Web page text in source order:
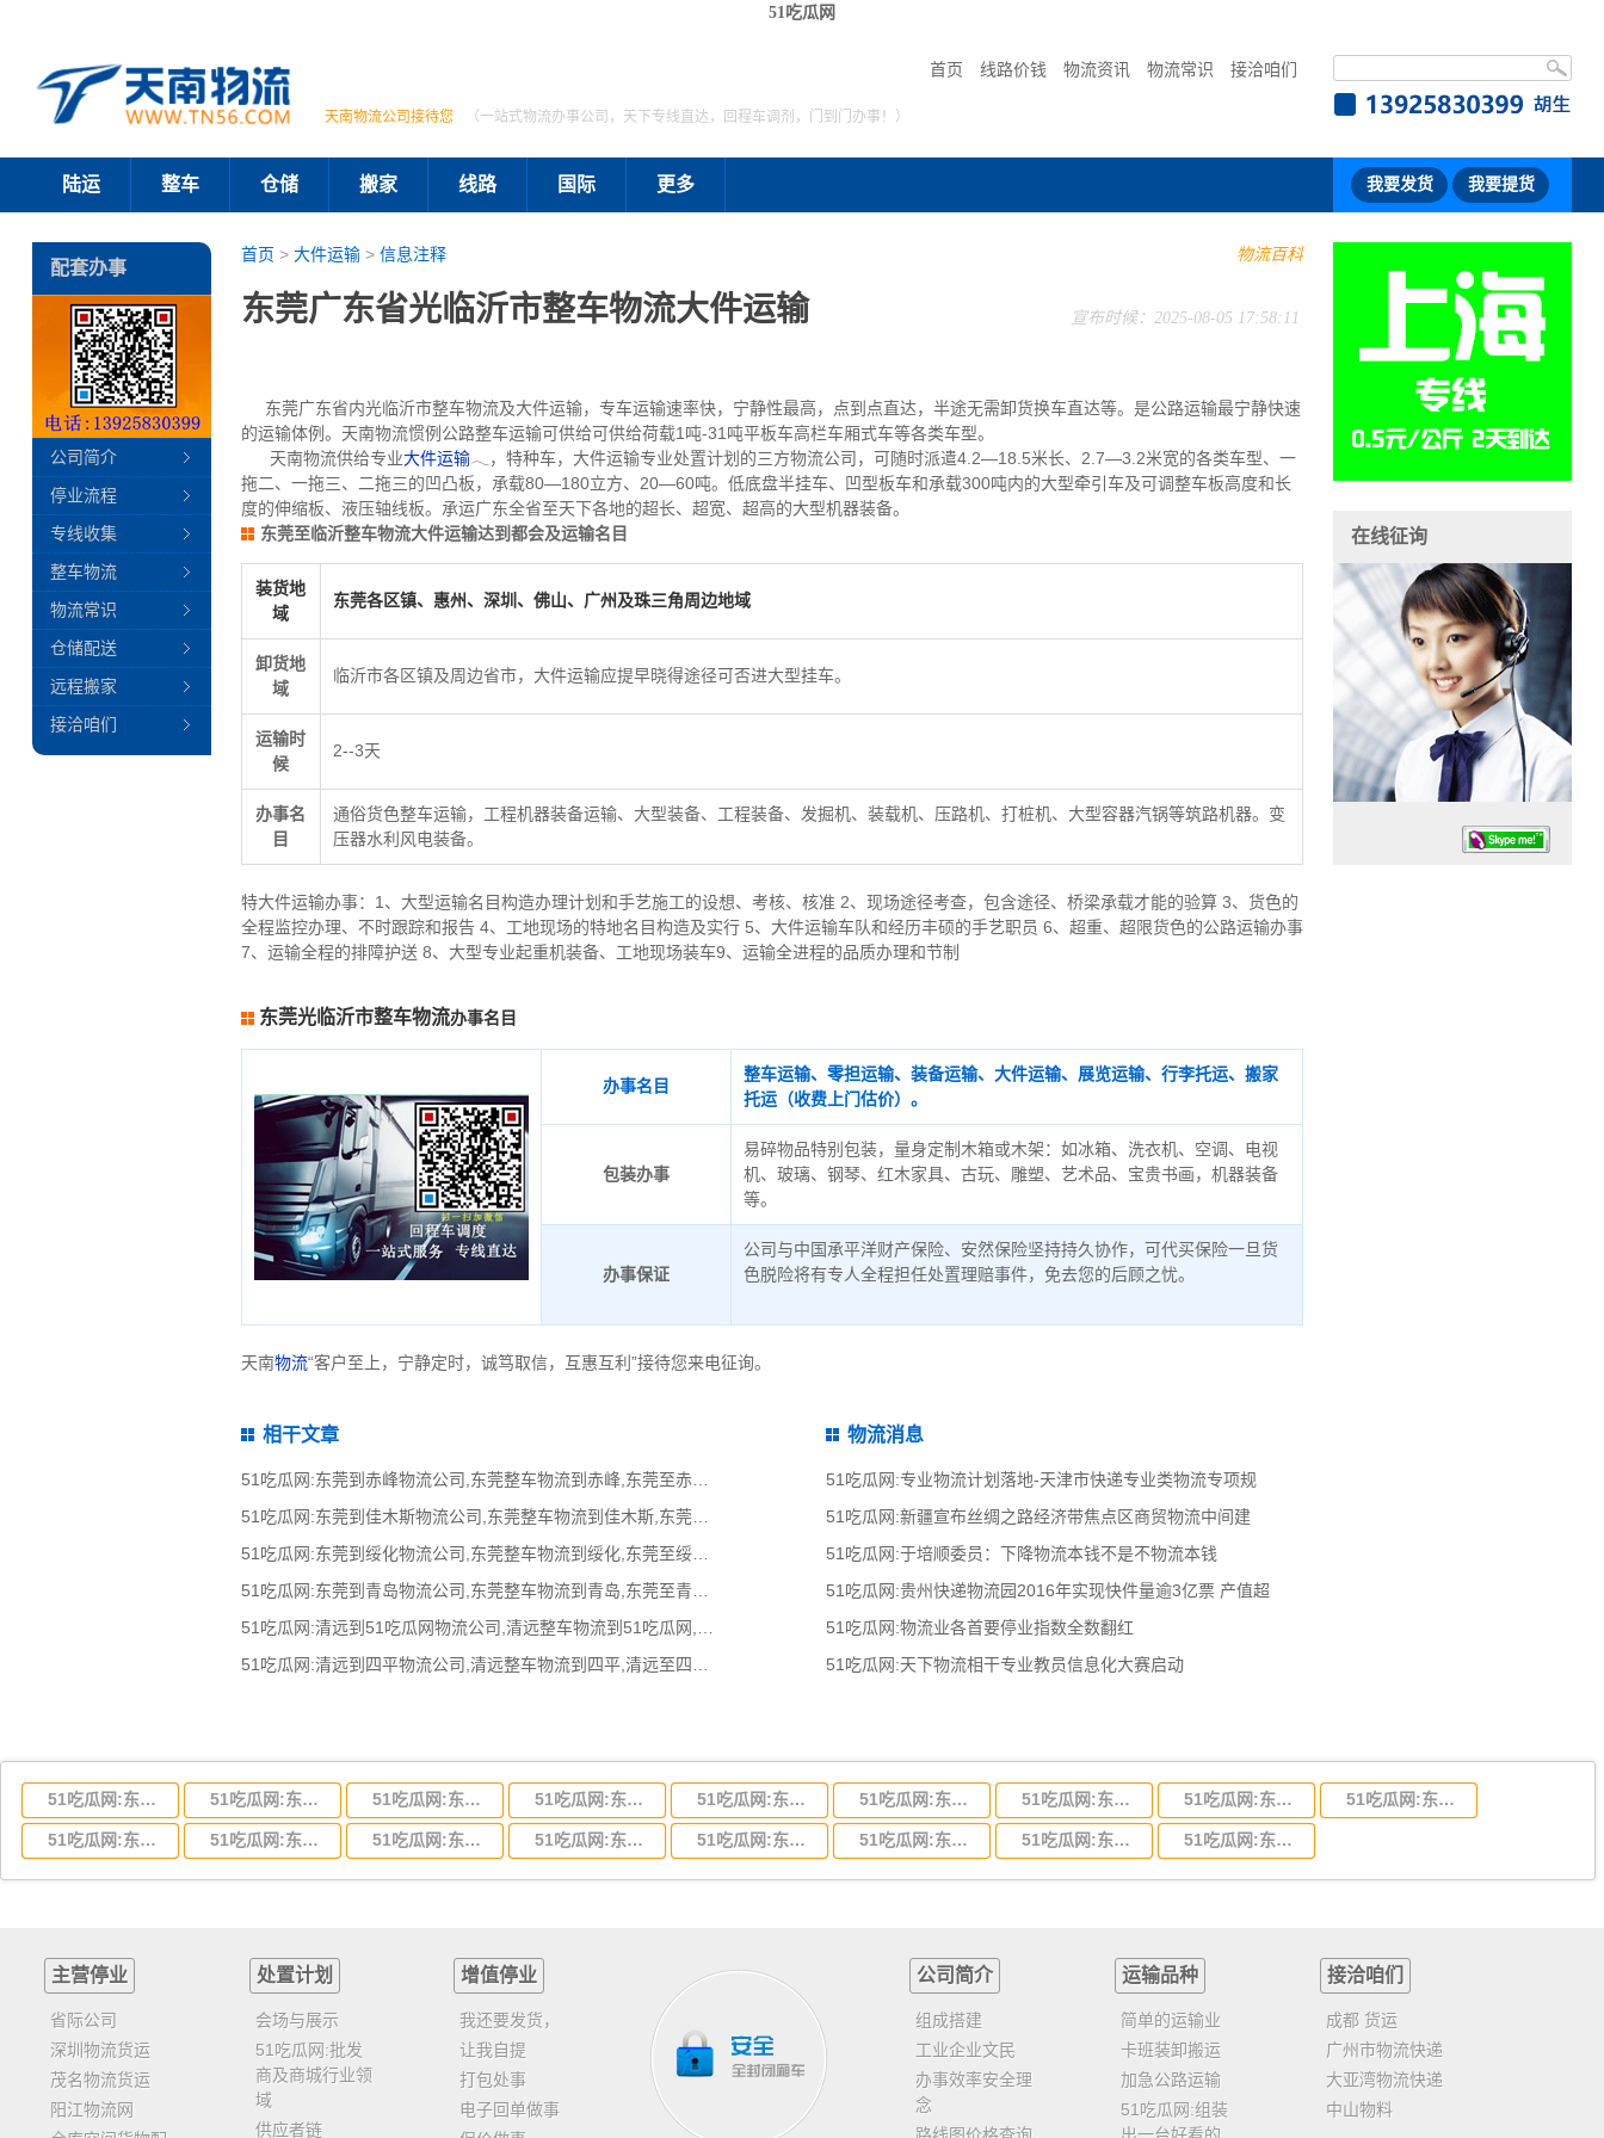
51吃瓜网
首页 线路价钱 物流资讯 物流常识 接洽咱们
天南物流公司接待您 （一站式物流办事公司，天下专线直达，回程车调剂，门到门办事！）
陆运 整车 仓储 搬家 线路 国际 更多 我要发货 我要提货
物流百科
首页 > 大件运输> 信息注释
东莞广东省光临沂市整车物流大件运输 宣布时候：2025-08-05 17:58:11
东莞广东省内光临沂市整车物流及大件运输，专车运输速率快，宁静性最高，点到点直达，半途无需卸货换车直达等。是公路运输最宁静快速
的运输体例。天南物流惯例公路整车运输可供给可供给荷载1吨-31吨平板车高栏车厢式车等各类车型。
天南物流供给专业大件运输𓂃，特种车，大件运输专业处置计划的三方物流公司，可随时派遣4.2—18.5米长、2.7—3.2米宽的各类车型、一
拖二、一拖三、二拖三的凹凸板，承载80—180立方、20—60吨。低底盘半挂车、凹型板车和承载300吨内的大型牵引车及可调整车板高度和长
度的伸缩板、液压轴线板。承运广东全省至天下各地的超长、超宽、超高的大型机器装备。
东莞至临沂整车物流大件运输达到都会及运输名目
装货地
域
东莞各区镇、惠州、深圳、佛山、广州及珠三角周边地域
卸货地
域
临沂市各区镇及周边省市，大件运输应提早晓得途径可否进大型挂车。
运输时
候
2--3天
办事名
目
通俗货色整车运输，工程机器装备运输、大型装备、工程装备、发掘机、装载机、压路机、打桩机、大型容器汽锅等筑路机器。变
压器水利风电装备。
特大件运输办事：1、大型运输名目构造办理计划和手艺施工的设想、考核、核准 2、现场途径考查，包含途径、桥梁承载才能的验算 3、货色的
全程监控办理、不时跟踪和报告 4、工地现场的特地名目构造及实行 5、大件运输车队和经历丰硕的手艺职员 6、超重、超限货色的公路运输办事
7、运输全程的排障护送 8、大型专业起重机装备、工地现场装车9、运输全进程的品质办理和节制
东莞光临沂市整车物流办事名目
办事名目
整车运输、零担运输、装备运输、大件运输、展览运输、行李托运、搬家
托运（收费上门估价）。
包装办事
易碎物品特别包装，量身定制木箱或木架：如冰箱、洗衣机、空调、电视
机、玻璃、钢琴、红木家具、古玩、雕塑、艺术品、宝贵书画，机器装备
等。
办事保证
公司与中国承平洋财产保险、安然保险坚持持久协作，可代买保险一旦货
色脱险将有专人全程担任处置理赔事件，免去您的后顾之忧。
天南物流“客户至上，宁静定时，诚笃取信，互惠互利”接待您来电征询。
相干文章
51吃瓜网:东莞到佳木斯物流公司,东莞整车物流到佳木斯,东莞至佳木斯物流专线
51吃瓜网:东莞到绥化物流公司,东莞整车物流到绥化,东莞至绥化物流专线 - 天南
物流消息
51吃瓜网:专业物流计划落地-天津市快递专业类物流专项规
51吃瓜网:新疆宣布丝绸之路经济带焦点区商贸物流中间建
51吃瓜网:于培顺委员：下降物流本钱不是不物流本钱
51吃瓜网:贵州快递物流园2016年实现快件量逾3亿票 产值超
51吃瓜网:物流业各首要停业指数全数翻红
51吃瓜网:天下物流相干专业教员信息化大赛启动
配套办事
公司简介
停业流程
专线收集
整车物流
物流常识
仓储配送
远程搬家
接洽咱们
在线征询
51吃瓜网:东莞到湖北省物流专线,东莞到湖北省物流公司 51吃瓜网:东莞到河南省物流专线,东莞到河南省物流公司 51吃瓜网:东莞到湖南省物流专线,东莞到湖南省物流公司 51吃瓜网:东莞到河北省物流专线,东莞到河北省物流公司 51吃瓜网:东莞到吉林省物流运输,东莞到吉林省物流公司 51吃瓜网:东莞到甘肃省物流运输,东莞到甘肃省物流公司 51吃瓜网:东莞到陕西省物流运输,东莞到陕西省物流公司 51吃瓜网:东莞到贵州省物流运输,东莞到贵州省物流公司 51吃瓜网:东莞到四川省物流专线,东莞到四川省物流公司
51吃瓜网:东莞到云南省物流运输,东莞到云南省物流公司 51吃瓜网:东莞到江西省物流专线,东莞到江西省物流公司 51吃瓜网:东莞到安徽省物流专线,东莞到安徽省物流公司 51吃瓜网:东莞到山东省物流专线,东莞到山东省物流公司 51吃瓜网:东莞到江苏物流专线运输,东莞到江苏省物流公司 51吃瓜网:东莞到浙江省物流运输,东莞到浙江省物流公司 51吃瓜网:东莞到福建省物流运输,东莞到福建省物流公司 51吃瓜网:东莞到广西物流专线,东莞到广西物流公司
主营停业
省际公司
深圳物流货运
茂名物流货运
阳江物流网
处置计划
会场与展示
51吃瓜网:批发
商及商城行业领
域
供应者链
增值停业
我还要发货，
让我自提
打包处事
电子回单做事
公司简介
组成搭建
工业企业文民
办事效率安全理
念
运输品种
简单的运输业
卡班装卸搬运
加急公路运输
51吃瓜网:组装
接洽咱们
成都 货运
广州市物流快递
大亚湾物流快递
中山物料